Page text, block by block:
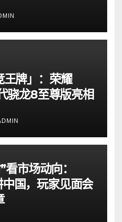
王牌」：荣耀
骁龙8至尊版亮相
市场动向：
国，玩家见面会